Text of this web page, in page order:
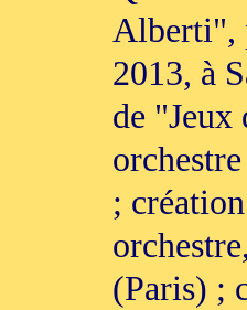
Alberti",
2013, à
de
;
(Paris) ;